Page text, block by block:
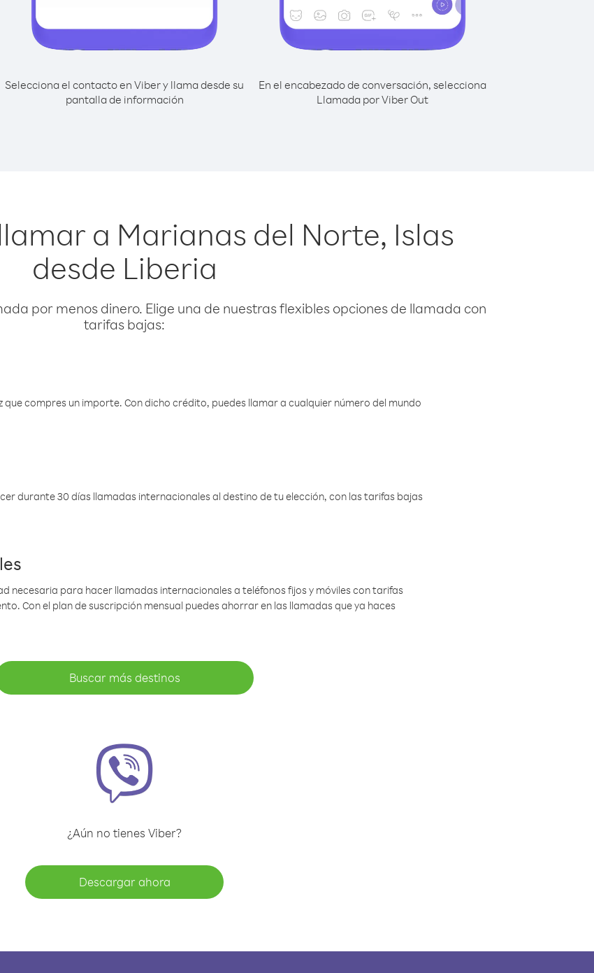
Selecciona el contacto en Viber y llama desde su
pantalla de información
En el encabezado de conversación, selecciona
Llamada por Viber Out
a Marianas del Norte, Islas
desde Liberia
por menos dinero. Elige una de nuestras flexibles opciones de llamada con
tarifas bajas:
compres un importe. Con dicho crédito, puedes llamar a cualquier número del mundo
durante 30 días llamadas internacionales al destino de tu elección, con las tarifas bajas
necesaria para hacer llamadas internacionales a teléfonos fijos y móviles con tarifas
Con el plan de suscripción mensual puedes ahorrar en las llamadas que ya haces
Buscar más destinos
¿Aún no tienes Viber?
Descargar ahora